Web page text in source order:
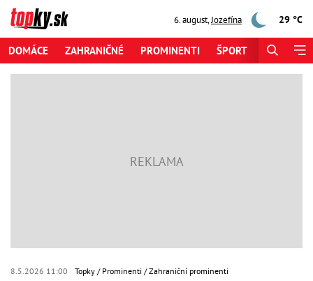
6. august,Jozefína 29 °C
DOMÁCE ZAHRANIČNÉ PROMINENTI ŠPORT
8.5.2026 11:00 Topky Prominenti Zahraniční prominenti